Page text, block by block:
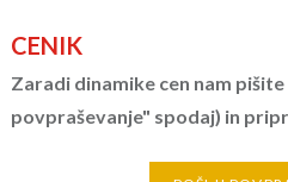
CENIK
Zaradi dinamike cen nam
povpraševanje" spodaj) in